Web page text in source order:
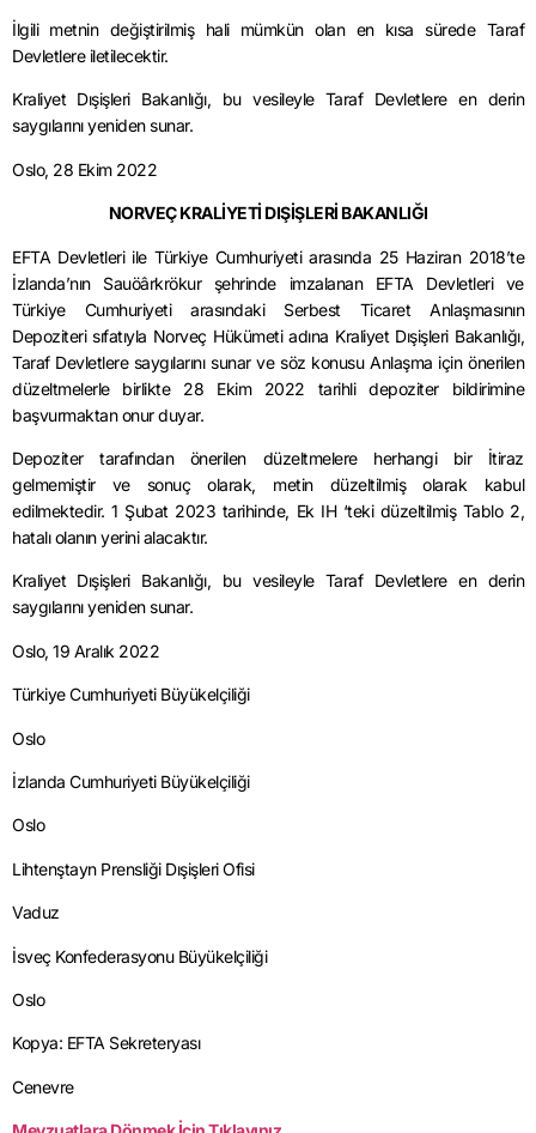
İlgili metnin değiştirilmiş hali mümkün olan en kısa sürede Taraf
Devletlere iletilecektir.
Kraliyet Dışişleri Bakanlığı, bu vesileyle Taraf Devletlere en derin
saygılarını yeniden sunar.
Oslo, 28 Ekim 2022
NORVEÇ KRALİYETİ DIŞİŞLERİ BAKANLIĞI
EFTA Devletleri ile Türkiye Cumhuriyeti arasında 25 Haziran 2018’te
İzlanda’nın Sauöârkrökur şehrinde imzalanan EFTA Devletleri ve
Türkiye Cumhuriyeti arasındaki Serbest Ticaret Anlaşmasının
Depoziteri sıfatıyla Norveç Hükümeti adına Kraliyet Dışişleri Bakanlığı,
Taraf Devletlere saygılarını sunar ve söz konusu Anlaşma için önerilen
düzeltmelerle birlikte 28 Ekim 2022 tarihli depoziter bildirimine
başvurmaktan onur duyar.
Depoziter tarafından önerilen düzeltmelere herhangi bir İtiraz
gelmemiştir ve sonuç olarak, metin düzeltilmiş olarak kabul
edilmektedir. 1 Şubat 2023 tarihinde, Ek IH ‘teki düzeltilmiş Tablo 2,
hatalı olanın yerini alacaktır.
Kraliyet Dışişleri Bakanlığı, bu vesileyle Taraf Devletlere en derin
saygılarını yeniden sunar.
Oslo, 19 Aralık 2022
Türkiye Cumhuriyeti Büyükelçiliği
Oslo
İzlanda Cumhuriyeti Büyükelçiliği
Oslo
Lihtenştayn Prensliği Dışişleri Ofisi
Vaduz
İsveç Konfederasyonu Büyükelçiliği
Oslo
Kopya: EFTA Sekreteryası
Cenevre